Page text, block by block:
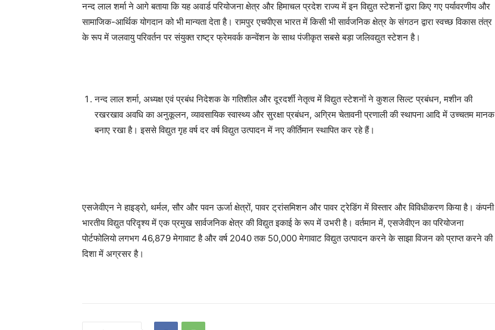
नन्द लाल शर्मा ने आगे बताया कि यह अवार्ड परियोजना क्षेत्र और हिमाचल प्रदेश राज्य में इन विद्युत स्टेशनों द्वारा किए गए पर्यावरणीय और
सामाजिक-आर्थिक योगदान को भी मान्यता देता है। रामपुर एचपीएस भारत में किसी भी सार्वजनिक क्षेत्र के संगठन द्वारा स्वच्छ विकास तंत्र
के रूप में जलवायु परिवर्तन पर संयुक्त राष्ट्र फ्रेमवर्क कन्वेंशन के साथ पंजीकृत सबसे बड़ा जलिवद्युत स्टेशन है।
नन्द लाल शर्मा, अध्यक्ष एवं प्रबंध निदेशक के गतिशील और दूरदर्शी नेतृत्व में विद्युत स्टेशनों ने कुशल सिल्ट प्रबंधन, मशीन की
रखरखाव अवधि का अनुकूलन, व्यावसायिक स्वास्थ्य और सुरक्षा प्रबंधन, अग्रिम चेतावनी प्रणाली की स्थापना आदि में उच्चतम मानक
बनाए रखा है। इससे विद्युत गृह वर्ष दर वर्ष विद्युत उत्पादन में नए कीर्तिमान स्थापित कर रहे हैं।
एसजेवीएन ने हाइड्रो, थर्मल, सौर और पवन ऊर्जा क्षेत्रों, पावर ट्रांसमिशन और पावर ट्रेडिंग में विस्तार और विविधीकरण किया है। कंपनी
भारतीय विद्युत परिदृश्य में एक प्रमुख सार्वजनिक क्षेत्र की विद्युत इकाई के रूप में उभरी है। वर्तमान में, एसजेवीएन का परियोजना
पोर्टफोलियो लगभग 46,879 मेगावाट है और वर्ष 2040 तक 50,000 मेगावाट विद्युत उत्पादन करने के साझा विजन को प्राप्त करने की
दिशा में अग्रसर है।